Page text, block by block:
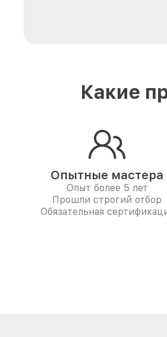
Какие
Опытные мастера
Опыт более 5 лет
Прошли строгий отбор
Обязательная